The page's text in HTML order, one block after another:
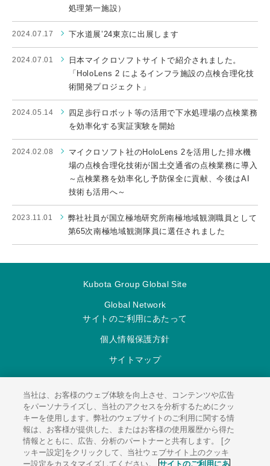
処理第一施設）
2024.07.17 下水道展’24東京に出展します
2024.07.01
日本マイクロソフトサイトで紹介されました。
「HoloLens 2 によるインフラ施設の点検合理化技
術開発プロジェクト」
2024.05.14
四足歩行ロボット等の活用で下水処理場の点検業務
を効率化する実証実験を開始
2024.02.08
マイクロソフト社のHoloLens 2を活用した排水機
場の点検合理化技術が国土交通省の点検業務に導入
～点検業務を効率化し予防保全に貢献、今後はAI
技術も活用へ～
2023.11.01
弊社社員が国立極地研究所南極地域観測職員として
第65次南極地域観測隊員に選任されました
Kubota Group Global Site
Global Network
サイトのご利用にあたって
個人情報保護方針
サイトマップ
© 2026 KUBOTA Environmental Engineering Corporation.
当社は、お客様のウェブ体験を向上させ、コンテンツや広告
をパーソナライズし、当社のアクセスを分析するためにクッ
キーを使用します。弊社のウェブサイトのご利用に関する情
報は、お客様が提供した、またはお客様の使用履歴から得た
情報とともに、広告、分析のパートナーと共有します。 [ク
ッキー設定]をクリックして、当社ウェブサイト上のクッキ
ー設定をカスタマイズしてください。
サイトのご利用にあ